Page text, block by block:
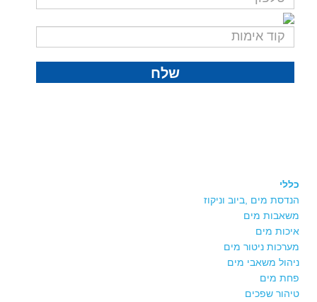
שלח
כללי
הנדסת מים ,ביוב וניקוז
משאבות מים
איכות מים
מערכות ניטור מים
ניהול משאבי מים
פחת מים
טיהור שפכים